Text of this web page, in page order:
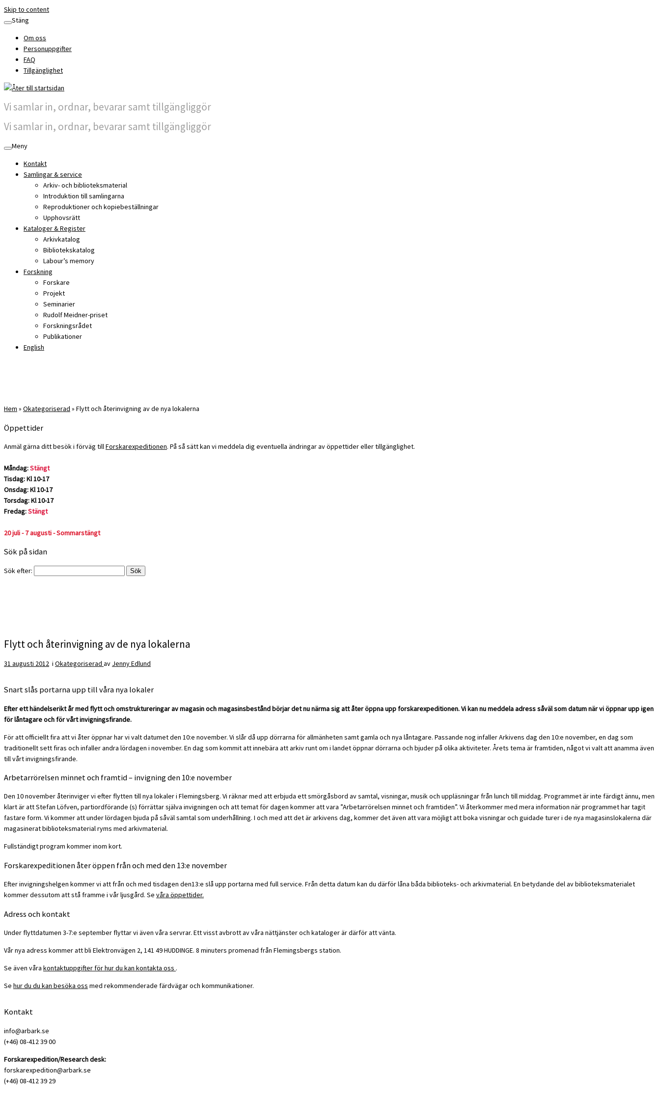
Skip to content
Stäng
Om oss
Personuppgifter
FAQ
Tillgänglighet
Vi samlar in, ordnar, bevarar samt tillgängliggör
Vi samlar in, ordnar, bevarar samt tillgängliggör
Meny
Kontakt
Samlingar & service
Arkiv- och biblioteksmaterial
Introduktion till samlingarna
Reproduktioner och kopiebeställningar
Upphovsrätt
Kataloger & Register
Arkivkatalog
Bibliotekskatalog
Labour’s memory
Forskning
Forskare
Projekt
Seminarier
Rudolf Meidner-priset
Forskningsrådet
Publikationer
English
Hem » Okategoriserad » Flytt och återinvigning av de nya lokalerna
Öppettider
Anmäl gärna ditt besök i förväg tillForskarexpeditionen. På så sätt kan vi meddela dig eventuella ändringar av öppettider eller tillgänglighet.
Måndag:Stängt
Tisdag: Kl 10-17
Onsdag: Kl 10-17
Torsdag: Kl 10-17
Fredag:Stängt
20 juli - 7 augusti - Sommarstängt
Sök på sidan
Sök efter:
Flytt och återinvigning av de nya lokalerna
31 augusti 2012 i Okategoriserad av Jenny Edlund
Snart slås portarna upp till våra nya lokaler
Efter ett händelserikt år med flytt och omstruktureringar av magasin och magasinsbestånd börjar det nu närma sig att åter öppna upp forskarexpeditionen. Vi kan nu meddela adress såväl som datum när vi öppnar upp igen
för låntagare och för vårt invigningsfirande.
För att officiellt fira att vi åter öppnar har vi valt datumet den 10:e november. Vi slår då upp dörrarna för allmänheten samt gamla och nya låntagare. Passande nog infaller Arkivens dag den 10:e november, en dag som
traditionellt sett firas och infaller andra lördagen i november. En dag som kommit att innebära att arkiv runt om i landet öppnar dörrarna och bjuder på olika aktiviteter. Årets tema är framtiden, något vi valt att anamma även
till vårt invigningsfirande.
Arbetarrörelsen minnet och framtid – invigning den 10:e november
Den 10 november återinviger vi efter flytten till nya lokaler i Flemingsberg. Vi räknar med att erbjuda ett smörgåsbord av samtal, visningar, musik och uppläsningar från lunch till middag. Programmet är inte färdigt ännu, men
klart är att Stefan Löfven, partiordförande (s) förrättar själva invigningen och att temat för dagen kommer att vara ”Arbetarrörelsen minnet och framtiden”. Vi återkommer med mera information när programmet har tagit
fastare form. Vi kommer att under lördagen bjuda på såväl samtal som underhållning. I och med att det är arkivens dag, kommer det även att vara möjligt att boka visningar och guidade turer i de nya magasinslokalerna där
magasinerat biblioteksmaterial ryms med arkivmaterial.
Fullständigt program kommer inom kort.
Forskarexpeditionen åter öppen från och med den 13:e november
Efter invigningshelgen kommer vi att från och med tisdagen den13:e slå upp portarna med full service. Från detta datum kan du därför låna båda biblioteks- och arkivmaterial. En betydande del av biblioteksmaterialet
kommer dessutom att stå framme i vår ljusgård. Se våra öppettider.
Adress och kontakt
Under flyttdatumen 3-7:e september flyttar vi även våra servrar. Ett visst avbrott av våra nättjänster och kataloger är därför att vänta.
Vår nya adress kommer att bli Elektronvägen 2, 141 49 HUDDINGE. 8 minuters promenad från Flemingsbergs station.
Se även våra kontaktuppgifter för hur du kan kontakta oss .
Se hur du du kan besöka oss med rekommenderade färdvägar och kommunikationer.
Kontakt
info@arbark.se
(+46) 08-412 39 00
Forskarexpedition/Research desk:
forskarexpedition@arbark.se
(+46) 08-412 39 29